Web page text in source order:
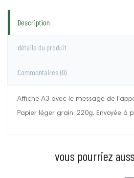
Description
détails du produit
Commentaires (0)
Affiche A3 avec le message de
Papier léger grain, 220g. Envoyée à
vous pourriez